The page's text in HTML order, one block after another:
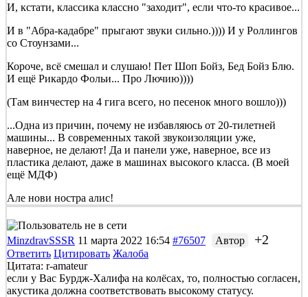
И, кстати, классика классно "заходит", если что-то красивое...
И в "Абра-кадабре" прыгают звуки сильно.)))) И у Роллингов
со Стоунзами...
Короче, всё смешал и слушаю! Пет Шоп Бойз, Бед Бойз Блю.
И ещё Рикардо Фольи... Про Лючию))))
(Там винчестер на 4 гига всего, но песенок много вошло)))
...Одна из причин, почему не избавляюсь от 20-тилетней
машины... В современных такой звукоизоляции уже,
наверное, не делают! Да и панели уже, наверное, все из
пластика делают, даже в машинах высокого класса. (В моей
ещё МДФ)
Але нови ностра алис!
MinzdravSSSR 11 марта 2022 16:54 #76507 Автор +2
Ответить Цитировать Жалоба
Цитата: r-amateur
если у Вас Бурдж-Халифа на колёсах, то, полностью согласен,
акустика должна соответствовать высокому статусу.